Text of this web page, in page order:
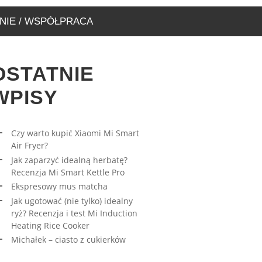
MUS MATCHA
– WYJĄTKOWA
KTÓRĄ MUSICIE
17/08/2019
/ WSPÓŁPRACA
Czy warto kupić Xiaomi Mi Smart
Air Fryer?
Jak zaparzyć idealną herbatę?
Recenzja Mi Smart Kettle Pro
Ekspresowy mus matcha
Jak ugotować (nie tylko) idealny
ryż? Recenzja i test Mi Induction
Heating Rice Cooker
Michałek – ciasto z cukierków